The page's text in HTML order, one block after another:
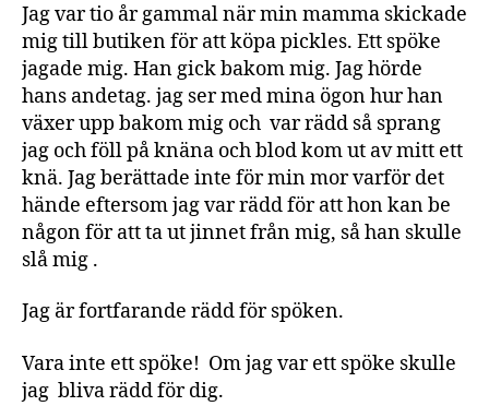
Jag var tio år gammal när min mamma skickade
mig till butiken för att köpa pickles. Ett spöke
jagade mig. Han gick bakom mig. Jag hörde
hans andetag. jag ser med mina ögon hur han
växer upp bakom mig och var rädd så sprang
jag och föll på knäna och blod kom ut av mitt ett
knä. Jag berättade inte för min mor varför det
hände eftersom jag var rädd för att hon kan be
någon för att ta ut jinnet från mig, så han skulle
slå mig .
Jag är fortfarande rädd för spöken.
Vara inte ett spöke! Om jag var ett spöke skulle
jag bliva rädd för dig.